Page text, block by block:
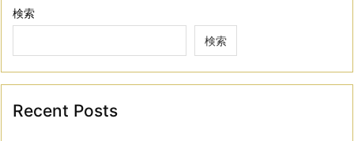
検索
検索
Recent Posts